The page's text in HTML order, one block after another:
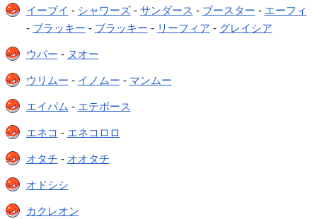
イーブイ - シャワーズ- サンダース - ブースター - エーフィ
- ブラッキー - ブラッキー - リーフィア - グレイシア
ウパー - ヌオー
ウリムー - イノムー - マンムー
エイパム - エテボース
エネコ - エネコロロ
オタチ - オオタチ
オドシシ
カクレオン